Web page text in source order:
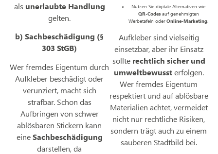
als unerlaubte Handlung
gelten.
b) Sachbeschädigung (§
303 StGB)
Wer fremdes Eigentum durch
Aufkleber beschädigt oder
verunziert, macht sich
strafbar. Schon das
Aufbringen von schwer
ablösbaren Stickern kann
eineSachbeschädigung
darstellen, da
Nutzen Sie digitale Alternativen wie
QR-Codesauf genehmigten
Werbetafeln oderOnline-Marketing
Aufkleber sind vielseitig
einsetzbar, aber ihr Einsatz
sollte rechtlich sicher und
umweltbewussterfolgen.
Wer fremdes Eigentum
respektiert und auf ablösbare
Materialien achtet, vermeidet
nicht nur rechtliche Risiken,
sondern trägt auch zu einem
sauberen Stadtbild bei.